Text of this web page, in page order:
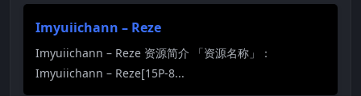
Imyuiichann – Reze
Imyuiichann – Reze 资源简介 「资源名称」：
Imyuiichann – Reze[15P-8...